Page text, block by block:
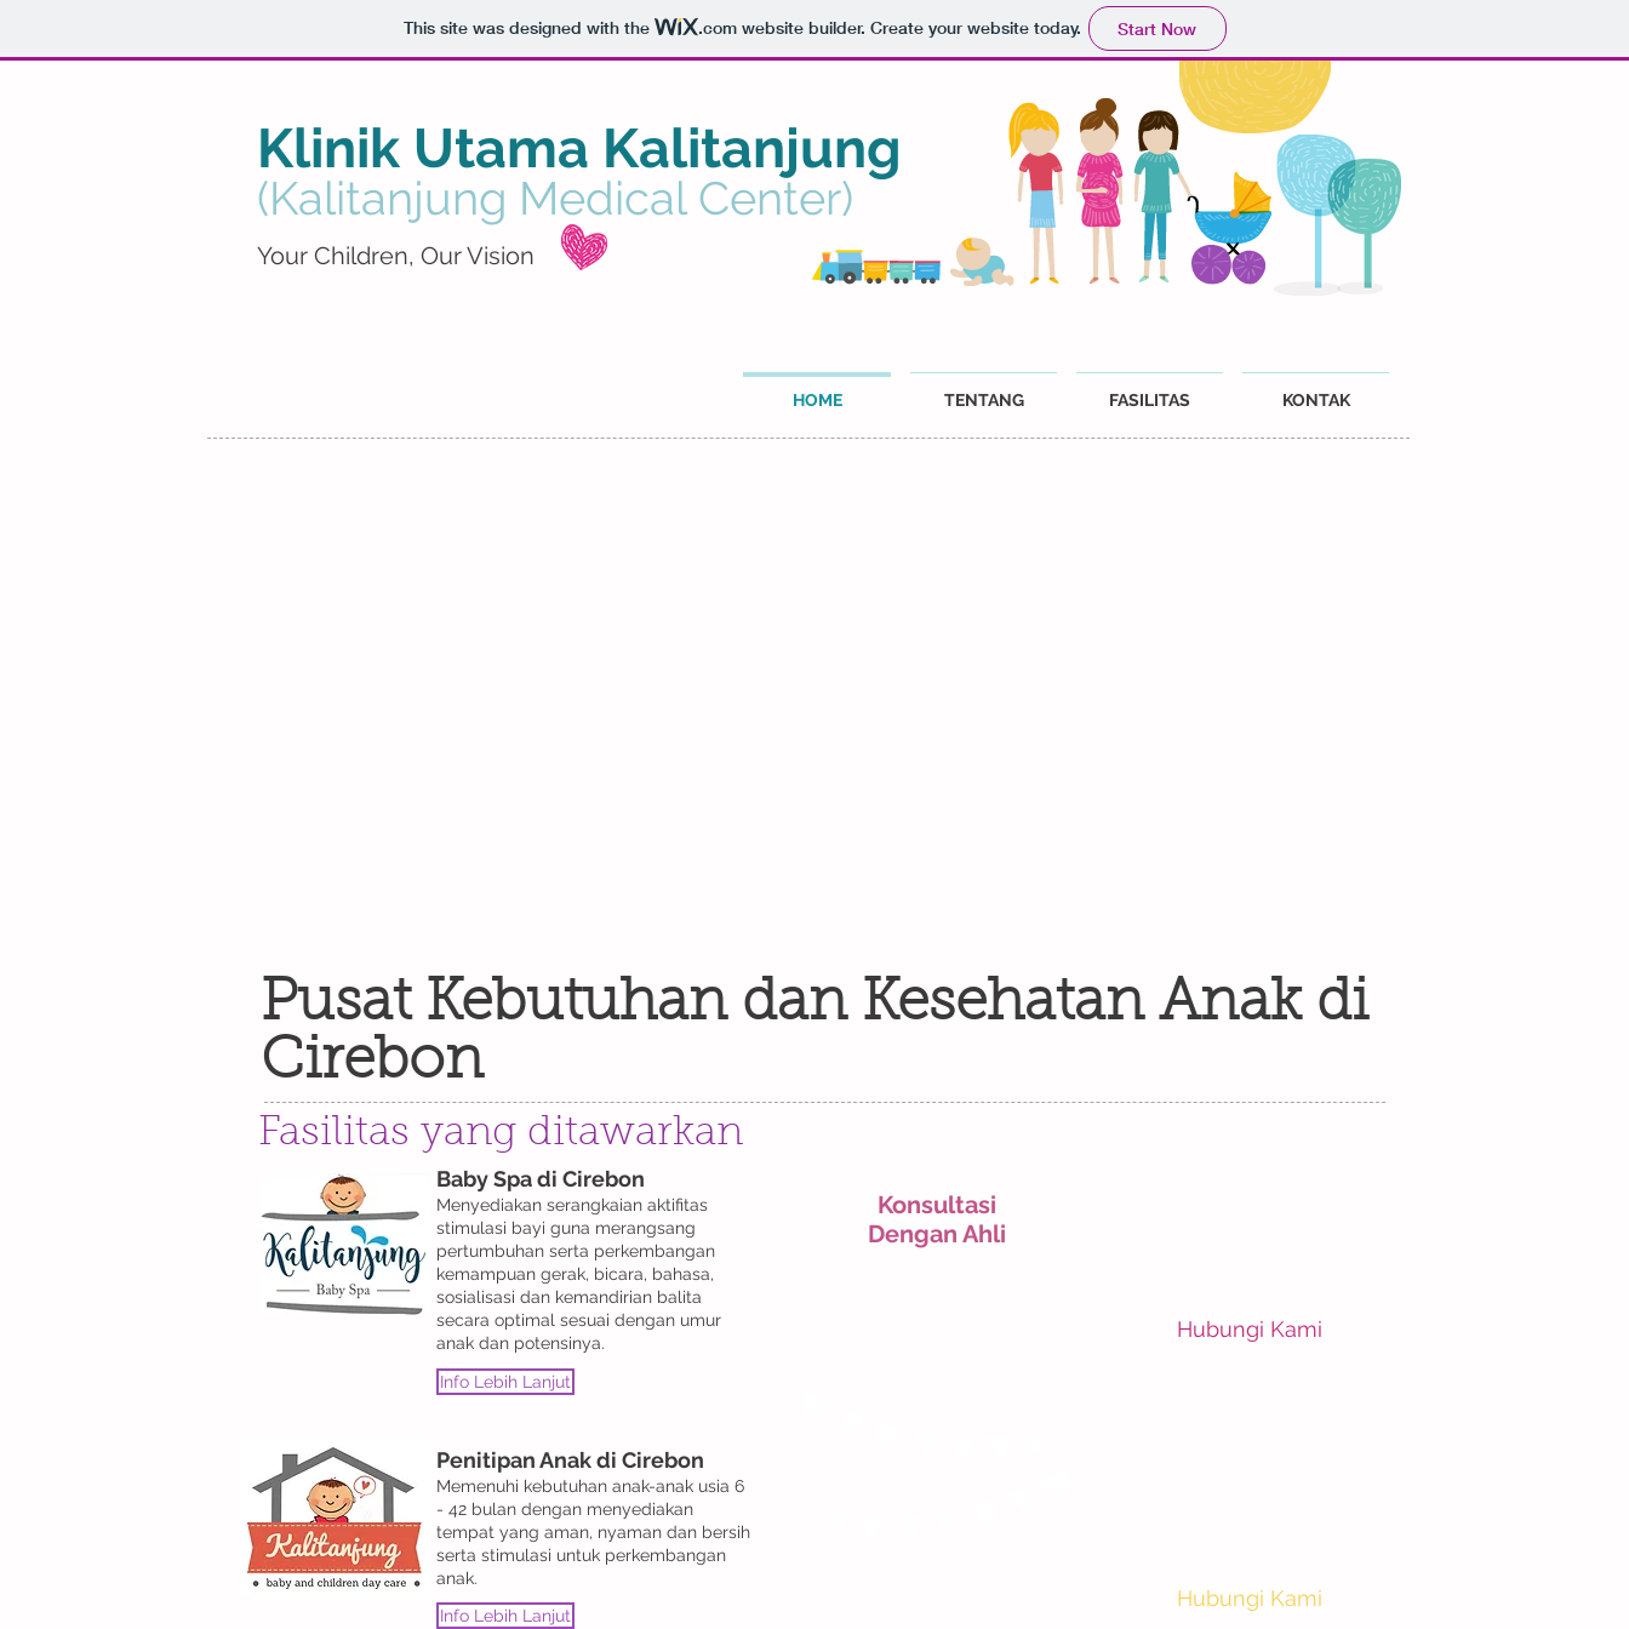
This site was designed with the .comwebsite builder. Create your website today. Start Now
Klinik Utama Kalitanjung
(Kalitanjung Medical Center)
Your Children, Our Vision
HOME TENTANG FASILITAS KONTAK
Pusat Kebutuhan dan Kesehatan Anak di
Cirebon
Fasilitas yang ditawarkan
Baby Spa di Cirebon
Menyediakan serangkaian aktifitas
stimulasi bayi guna merangsang
pertumbuhan serta perkembangan
kemampuan gerak, bicara, bahasa,
sosialisasi dan kemandirian balita
secara optimal sesuai dengan umur
anak dan potensinya.
Info Lebih Lanjut
Penitipan Anak di Cirebon
Memenuhi kebutuhan anak-anak usia 6
- 42 bulan dengan menyediakan
tempat yang aman, nyaman dan bersih
serta stimulasi untuk perkembangan
anak.
Info Lebih Lanjut
Konsultasi
Dengan Ahli
Hubungi Kami
Hubungi Kami